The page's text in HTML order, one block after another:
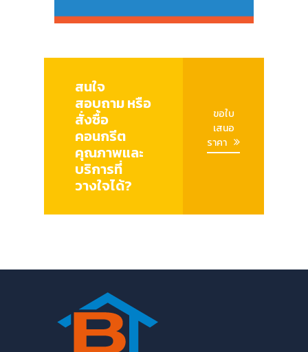
สนใจ
สอบถาม หรือ
สั่งซื้อ
คอนกรีต
คุณภาพและ
บริการที่
วางใจได้?
ขอใบ
เสนอ
ราคา